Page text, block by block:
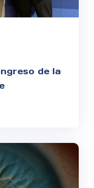
de la